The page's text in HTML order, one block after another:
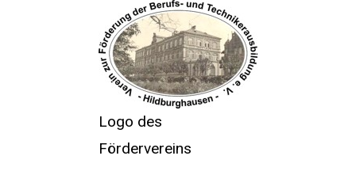
Logo des
Fördervereins